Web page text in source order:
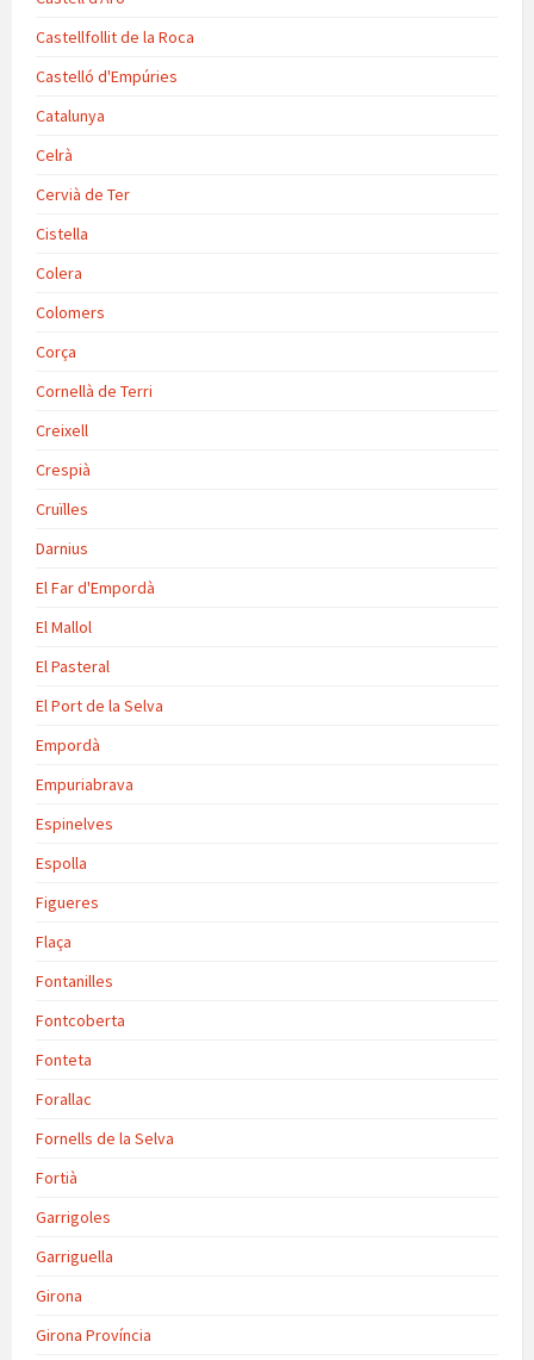
Castellfollit de la Roca
Castelló d'Empúries
Catalunya
Celrà
Cervià de Ter
Cistella
Colera
Colomers
Corça
Cornellà de Terri
Creixell
Crespià
Cruïlles
Darnius
El Far d'Empordà
El Mallol
El Pasteral
El Port de la Selva
Empordà
Empuriabrava
Espinelves
Espolla
Figueres
Flaça
Fontanilles
Fontcoberta
Fonteta
Forallac
Fornells de la Selva
Fortià
Garrigoles
Garriguella
Girona
Girona Província